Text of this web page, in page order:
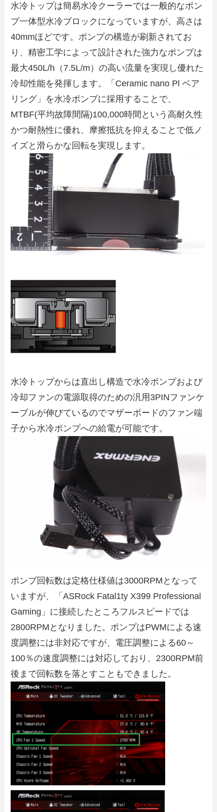
水冷トップは簡易水冷クーラーでは一般的なポン
プ一体型水冷ブロックになっていますが、高さは
40mmほどです。ポンプの構造が刷新されてお
り、精密工学によって設計された強力なポンプは
最大450L/h（7.5L/m）の高い流量を実現し優れた
冷却性能を発揮します。「Ceramic nano Pl ベア
リング」を水冷ポンプに採用することで、
MTBF(平均故障間隔)100,000時間という高耐久性
かつ耐熱性に優れ、摩擦抵抗を抑えることで低ノ
イズと滑らかな回転を実現します。
水冷トップからは直出し構造で水冷ポンプおよび
冷却ファンの電源取得のための汎用3PINファンケ
ーブルが伸びているのでマザーボードのファン端
子から水冷ポンプへの給電が可能です。
ポンプ回転数は定格仕様値は3000RPMとなって
いますが、「ASRock Fatal1ty X399 Professional
Gaming」に接続したところフルスピードでは
2800RPMとなりました。ポンプはPWMによる速
度調整には非対応ですが、電圧調整による60～
100％の速度調整には対応しており、2300RPM前
後まで回転数を落とすこともできました。